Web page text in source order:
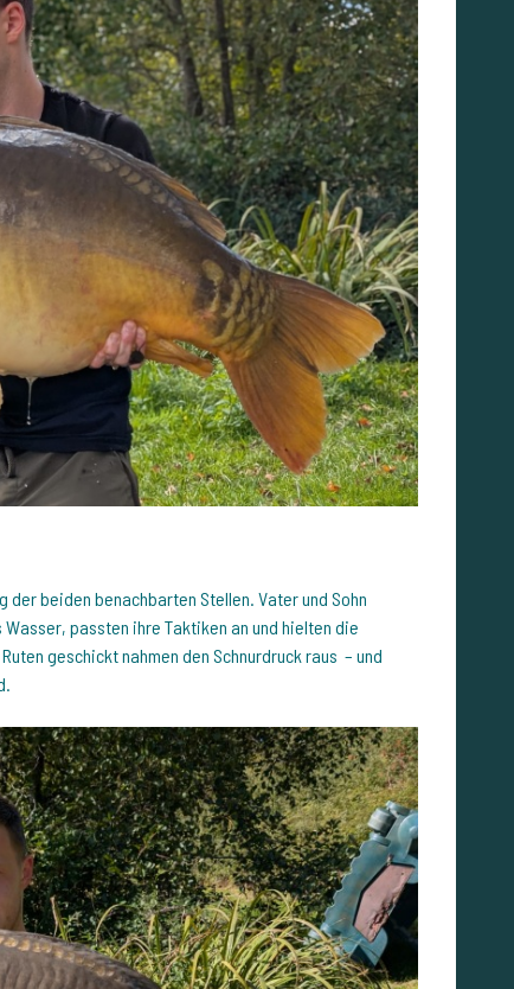
beiden benachbarten Stellen. Vater und Sohn
passten ihre Taktiken an und hielten die
geschickt nahmen den Schnurdruck raus – und